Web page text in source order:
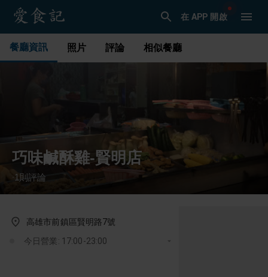
在 APP 開啟
餐廳資訊 照片 評論 相似餐廳
巧味鹹酥雞-賢明店
·1 則評論
高雄市前鎮區賢明路7號
今日營業: 17:00-23:00